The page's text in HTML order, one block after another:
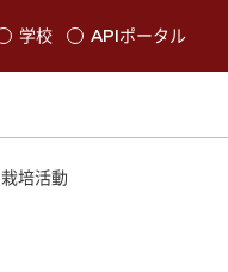
学校 APIポータル
栽培活動